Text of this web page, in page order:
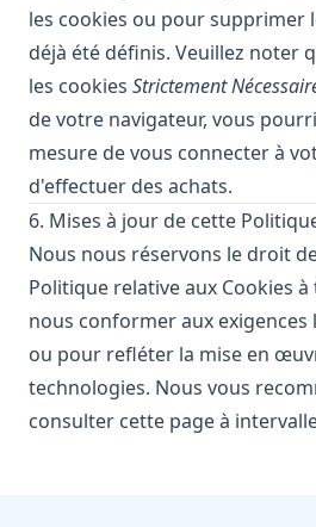
les cookies ou pour supprimer
déjà été définis. Veuillez noter
les cookies Strictement
de votre navigateur, vous
mesure de vous connecter à
d'effectuer des achats.
6. Mises à jour de cette
Nous nous réservons le droit
Politique relative aux Cookies
nous conformer aux exigences
ou pour refléter la mise en
technologies. Nous vous
consulter cette page à